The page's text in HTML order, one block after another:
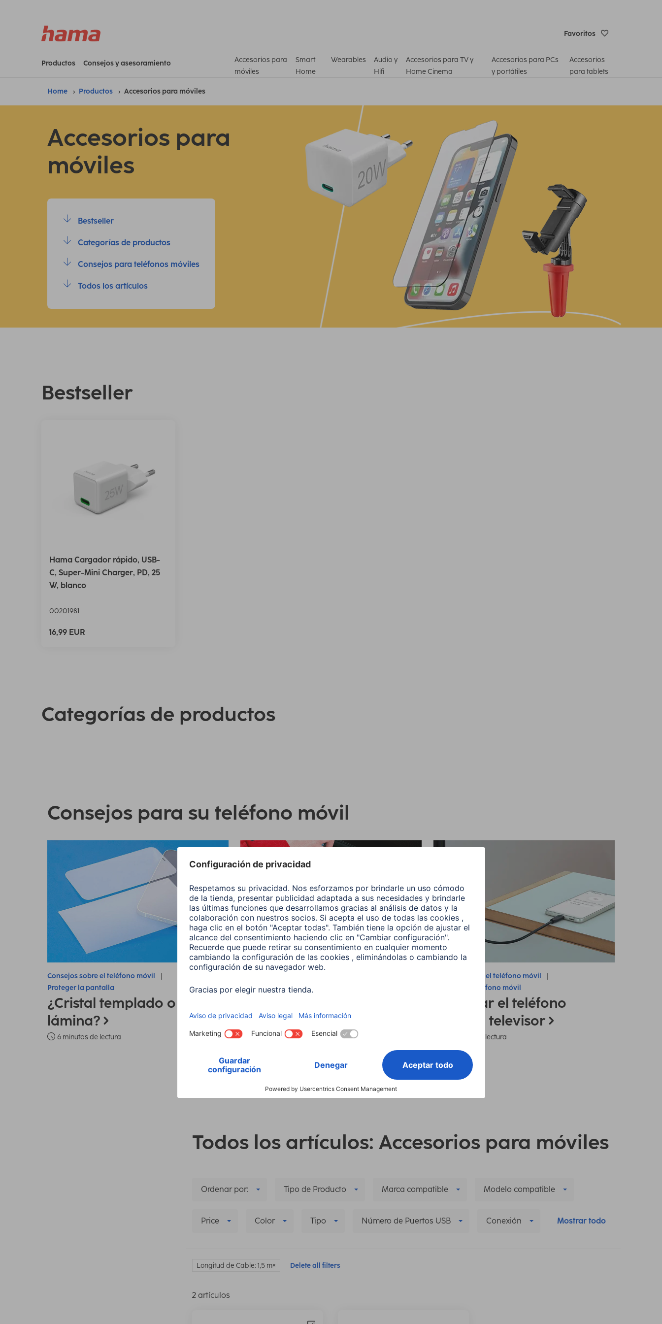
Favoritos
Productos Consejos y asesoramiento
Accesorios para
móviles
Smart
Home
Wearables
Audio y
Hifi
Accesorios para TV y
Home Cinema
Accesorios para PCs
y portátiles
Accesorios
para tablets
Home Productos Accesorios para móviles
Accesorios para
móviles
Bestseller
Categorías de productos
Consejos para teléfonos móviles
Todos los artículos
Bestseller
Hama Cargador rápido, USB-
C, Super-Mini Charger, PD, 25
W, blanco
00201981
16,99 EUR
Categorías de productos
Consejos para su teléfono móvil
Consejos sobre el teléfono móvil
Proteger la pantalla
¿Cristal templado o
lámina?
6 minutos de lectura
Cargar el teléfono móvil
más rápido
Consejos sobre el teléfono móvil
Conectar el teléfono móvil
Conectar el teléfono
móvil al televisor
7 minutos de lectura
Todos los artículos: Accesorios para móviles
Ordenar por: Tipo de Producto Marca compatible Modelo compatible
Price Color Tipo Número de Puertos USB Conexión Mostrar todo
Longitud de Cable: 1,5 m Delete all filters
2 artículos